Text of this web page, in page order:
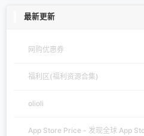
最新更新
网购优惠券
福利区(福利资源合集)
olioli
App Store Price - 发现全球 App